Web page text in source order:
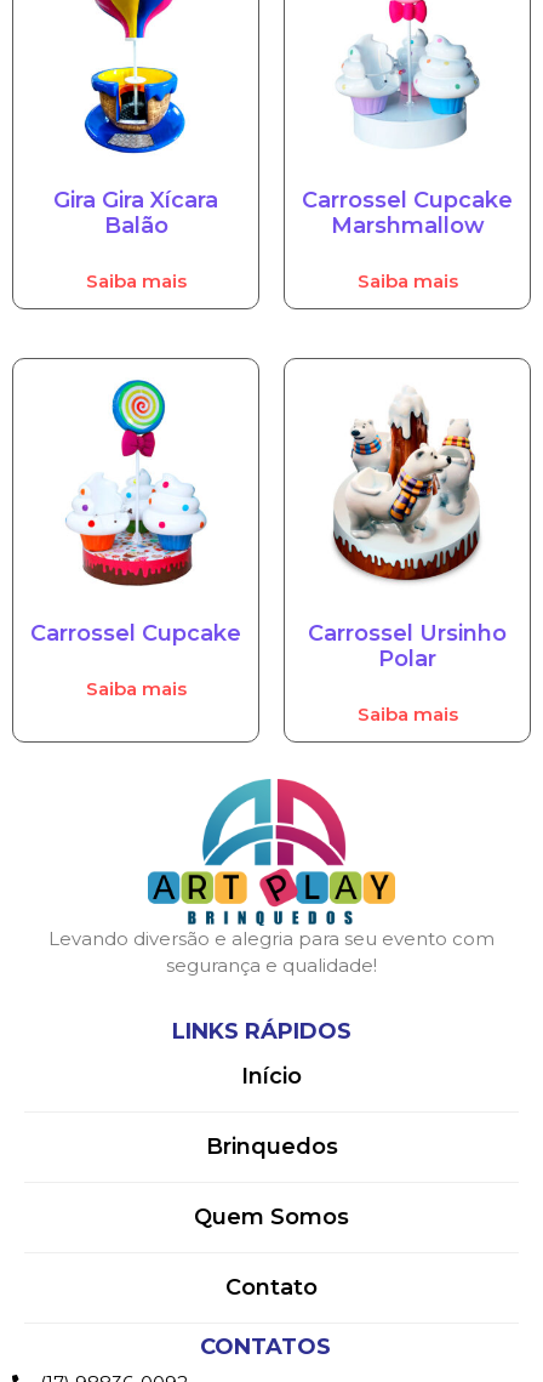
Gira Gira Xícara
Balão
Saiba mais
Carrossel Cupcake
Marshmallow
Saiba mais
Carrossel Cupcake
Saiba mais
Carrossel Ursinho
Polar
Saiba mais
Levando diversão e alegria para seu evento com
segurança e qualidade!
LINKS RÁPIDOS
Início
Brinquedos
Quem Somos
Contato
CONTATOS